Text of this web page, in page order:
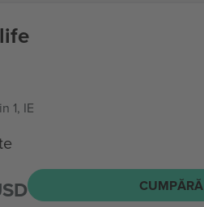
1, IE
CUMPĂRĂ